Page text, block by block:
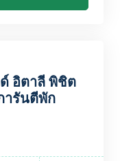
อิตาลี พิชิต
ารันตีพัก